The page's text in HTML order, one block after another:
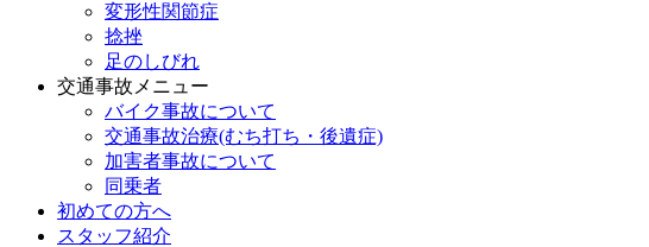
変形性関節症
捻挫
足のしびれ
交通事故メニュー
バイク事故について
交通事故治療(むち打ち・後遺症)
加害者事故について
同乗者
初めての方へ
スタッフ紹介